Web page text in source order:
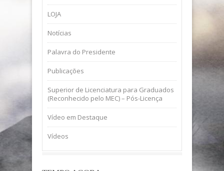
LOJA
Notícias
Palavra do Presidente
Publicações
Superior de Licenciatura para Graduados
(Reconhecido pelo MEC) – Pós-Licença
Vídeo em Destaque
Vídeos